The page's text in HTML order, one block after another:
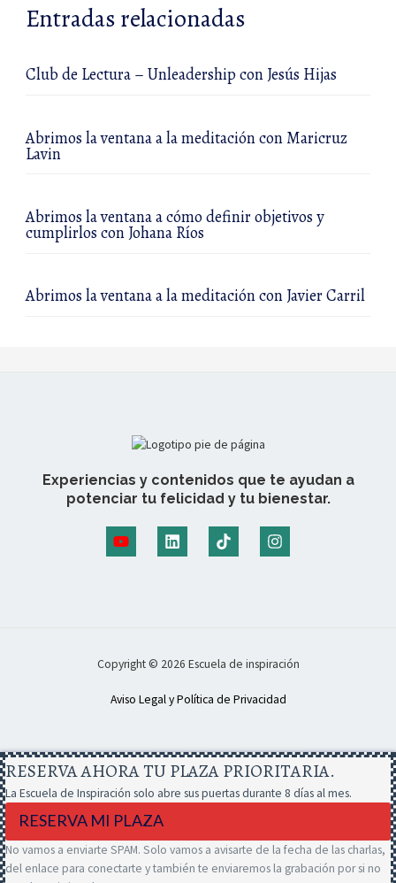
Entradas relacionadas
Club de Lectura – Unleadership con Jesús Hijas
Abrimos la ventana a la meditación con Maricruz
Lavin
Abrimos la ventana a cómo definir objetivos y
cumplirlos con Johana Ríos
Abrimos la ventana a la meditación con Javier Carril
Experiencias y contenidos que te ayudan a
potenciar tu felicidad y tu bienestar.
Copyright © 2026 Escuela de inspiración
Aviso Legal y Política de Privacidad
RESERVA AHORA TU PLAZA PRIORITARIA.
La Escuela de Inspiración solo abre sus puertas durante 8 días al mes.
RESERVA MI PLAZA
No vamos a enviarte SPAM. Solo vamos a avisarte de la fecha de las charlas,
del enlace para conectarte y también te enviaremos la grabación por si no